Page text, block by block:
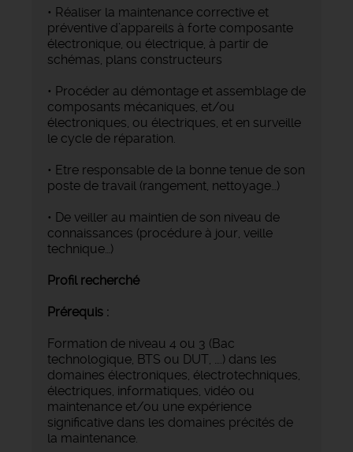
• Réaliser la maintenance corrective et
préventive d’appareils à forte composante
électronique, ou électrique, à partir de
schémas, plans constructeurs
• Procéder au démontage et assemblage de
composants mécaniques, et/ou
électroniques, ou électriques, et en surveille
le cycle de réparation.
• Etre responsable de la bonne tenue de son
poste de travail (rangement, nettoyage…)
• De veiller au maintien de son niveau de
connaissances (procédure à jour, veille
technique…)
Profil recherché
Prérequis :
Formation de niveau 4 ou 3 (Bac
technologique, BTS ou DUT, ….) dans les
domaines électroniques, électrotechniques,
électriques, informatiques, vidéo ou
maintenance et/ou une expérience
significative dans les domaines précités de
la maintenance.